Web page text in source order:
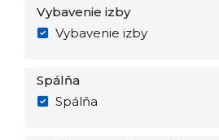
Vybavenie izby
Vybavenie izby
Spálňa
Spálňa